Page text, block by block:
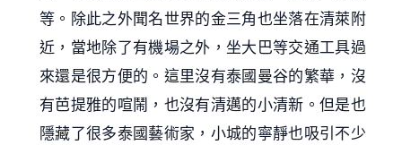
等。除此之外聞名世界的金三角也坐落在清萊附
近，當地除了有機場之外，坐大巴等交通工具過
來還是很方便的。這里沒有泰國曼谷的繁華，沒
有芭提雅的喧鬧，也沒有清邁的小清新。但是也
隱藏了很多泰國藝術家，小城的寧靜也吸引不少